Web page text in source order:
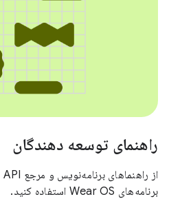
راهنمای توسعه دهندگان
برنامه‌های Wear OS استفاده کنید.